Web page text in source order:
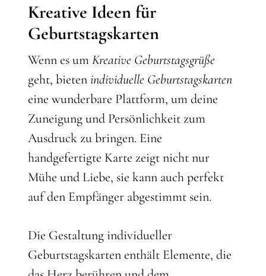
Kreative Ideen für
Geburtstagskarten
Wenn es umKreative Geburtstagsgrüße
geht, bieten individuelle Geburtstagskarten
eine wunderbare Plattform, um deine
Zuneigung und Persönlichkeit zum
Ausdruck zu bringen. Eine
handgefertigte Karte zeigt nicht nur
Mühe und Liebe, sie kann auch perfekt
auf den Empfänger abgestimmt sein.
Die Gestaltung individueller
Geburtstagskarten enthält Elemente, die